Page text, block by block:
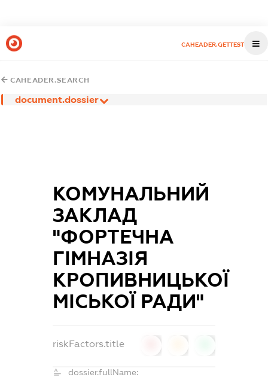
CAHEADER.GETTEST
CAHEADER.SEARCH
document.dossier
КОМУНАЛЬНИЙ
ЗАКЛАД
"ФОРТЕЧНА
ГІМНАЗІЯ
КРОПИВНИЦЬКОЇ
МІСЬКОЇ РАДИ"
riskFactors.title
dossier.fullName: